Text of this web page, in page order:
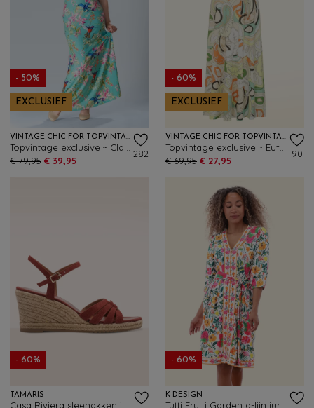
- 50%
EXCLUSIEF
VINTAGE CHIC FOR TOPVINTAGE
€ 79,95 € 39,95
282
- 60%
EXCLUSIEF
VINTAGE CHIC FOR TOPVINTAGE
€ 69,95 € 27,95
90
- 60%
TAMARIS
- 60%
K-DESIGN